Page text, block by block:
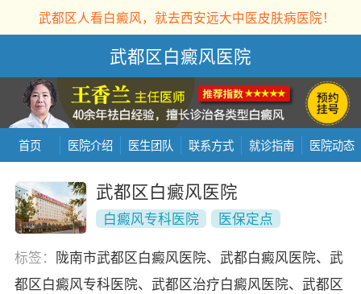
武都区人看白癜风，就去西安远大中医皮肤病医院！
武都区白癜风医院
首页 医院介绍 医生团队 联系方式 就诊指南 医院动态
武都区白癜风医院
白癜风专科医院
医保定点
标签： 陇南市武都区白癜风医院、武都白癜风医院、武
都区白癜风专科医院、武都区治疗白癜风医院、武都区